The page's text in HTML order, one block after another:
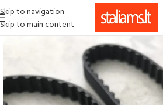
Skip to navigation
Skip to main content